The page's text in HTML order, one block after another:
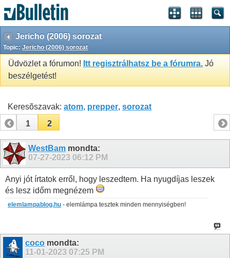
Jericho (2006) sorozat
Topic: Jericho (2006) sorozat
Üdvözlet a fórumon! Itt regisztrálhatsz be a fórumra. Jó
beszélgetést!
Keresõszavak: atom, prepper, sorozat
1
2
WestBam mondta:
07-27-2023 06:12 PM
Anyi jót írtatok erről, hogy leszedtem. Ha nyugdíjas leszek
és lesz időm megnézem
elemlampablog.hu - elemlámpa tesztek minden mennyiségben!
coco mondta:
11-01-2023 07:25 PM